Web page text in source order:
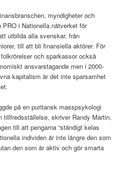
myndigheter och
i Nationella nätverket för
utbilda alla svenskar, från
till att bli finansiella aktörer. För
och sparkassor också
ansvarstagande men i 2000-
kapitalism är det inte sparsamhet
på en puritansk masspsykologi
tillfredsställelse, skriver Randy Martin,
till att pengarna “ständigt kelas
individen är inte längre den som
den som är aktiv och gör smarta